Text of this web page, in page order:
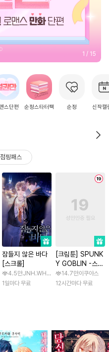
2 / 15
스단편 순정스타터팩 순정 신작캘
점핑패스
휴우가 나츠
잠들지 않은 바다
[스크롤]
4.5만JNH.WH Studio / Lasso
1일마다 무료
[크림툰] SPUNK
Y GOBLIN -스펑
키 고블린- [스크
롤]
14.7만이쿠야스
12시간마다 무료